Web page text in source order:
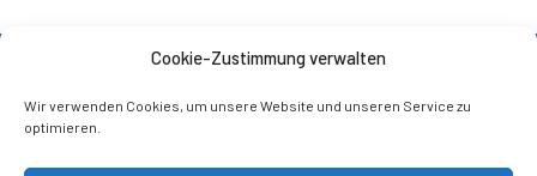
Cookie-Zustimmung verwalten
Wir verwenden Cookies, um unsere Website und unseren Service zu
optimieren.